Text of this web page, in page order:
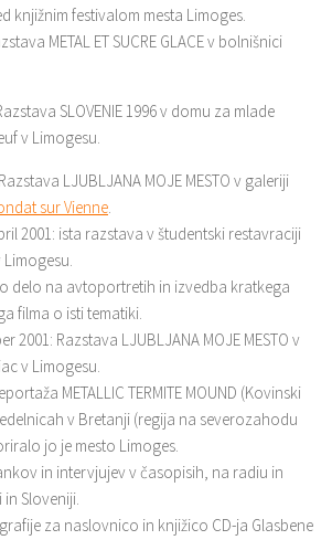
knjižnim festivalom mesta Limoges.
METAL ET SUCRE GLACE v bolnišnici
SLOVENIE 1996 v domu za mlade
v Limogesu.
LJUBLJANA MOJE MESTO v galeriji
sur Vienne.
2001: ista razstava v študentski restavraciji
Limogesu.
delo na avtoportretih in izvedba kratkega
filma o isti tematiki.
2001: Razstava LJUBLJANA MOJE MESTO v
v Limogesu.
METALLIC TERMITE MOUND (Kovinski
v Bretanji (regija na severozahodu
jo je mesto Limoges.
in intervjujev v časopisih, na radiu in
Sloveniji.
za naslovnico in knjižico CD-ja Glasbene